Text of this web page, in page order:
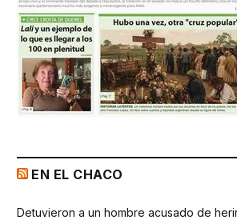
EN EL CHACO
Detuvieron a un hombre acusado de